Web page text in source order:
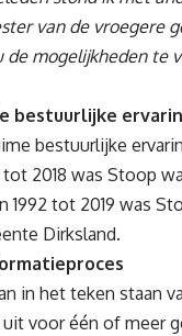
van de vroegere
mogelijkheden te
bestuurlijke
bestuurlijke
2018 was Stoop
1992 tot 2019 was
Dirksland.
in het teken staan
voor één of meer